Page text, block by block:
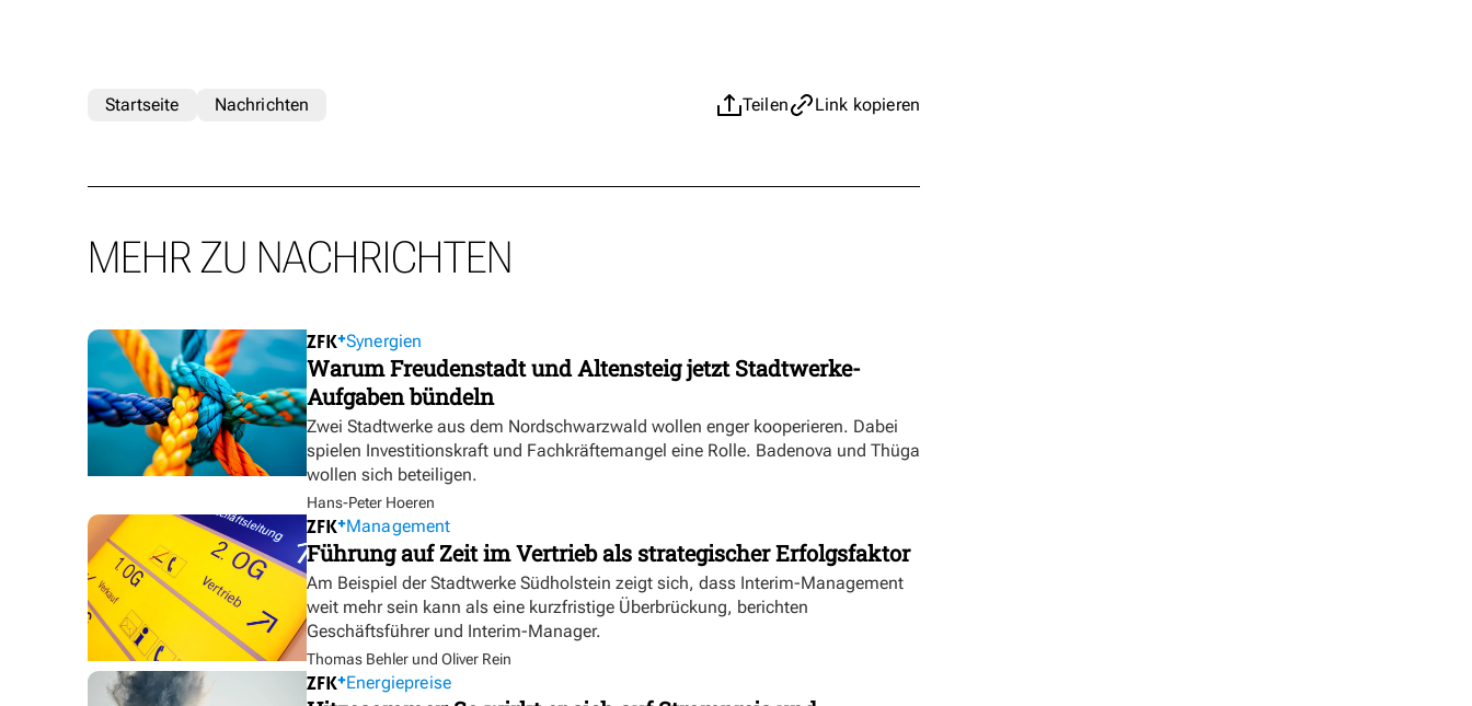
Teilen Link kopieren
Startseite Nachrichten
MEHR ZU NACHRICHTEN
Synergien
Warum Freudenstadt und Altensteig jetzt Stadtwerke-
Aufgaben bündeln
Zwei Stadtwerke aus dem Nordschwarzwald wollen enger kooperieren. Dabei
spielen Investitionskraft und Fachkräftemangel eine Rolle. Badenova und Thüga
wollen sich beteiligen.
Hans-Peter Hoeren
Management
Führung auf Zeit im Vertrieb als strategischer Erfolgsfaktor
Am Beispiel der Stadtwerke Südholstein zeigt sich, dass Interim-Management
weit mehr sein kann als eine kurzfristige Überbrückung, berichten
Geschäftsführer und Interim-Manager.
Thomas Behler und Oliver Rein
Energiepreise